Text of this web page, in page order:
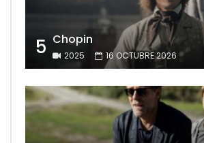
5 Chopin
2025 16 OCTUBRE 2026